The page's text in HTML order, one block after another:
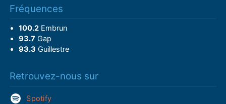
Fréquences
100.2Embrun
93.7 Gap
93.3 Guillestre
Retrouvez-nous sur
Spotify